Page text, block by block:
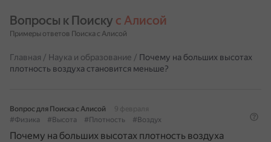
Вопросы к Поиску с Алисой
Примеры ответов Поиска с Алисой
Главная / Наука и образование / Почему на больших высотах
плотность воздуха становится меньше?
Вопрос для Поиска с Алисой
9 февраля
#Физика
#Высота #Плотность #Воздух
Почему на больших высотах плотность воздуха